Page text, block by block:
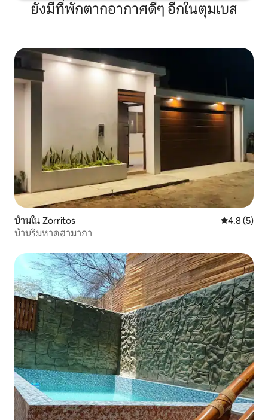
ยังมีที่พักตากอากาศดีๆ อีกในตุมเบส
บ้านใน Zorritos คะแนนเฉลี่
4.8 (5)
บ้านริมหาดฮามากา